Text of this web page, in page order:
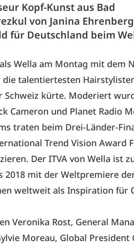
Kopf-Kunst aus Bad
von Janina
für Deutschland beim
Wella am Montag mit dem
talentiertesten
kürte. Moderiert
Cameron und Planet Radio
traten beim Drei-Länder-
Trend Vision Award
Der ITVA von Wella ist
2018 mit der Weltpremiere
weltweit als Inspiration für
Veronika Rost, General
Moreau, Global President